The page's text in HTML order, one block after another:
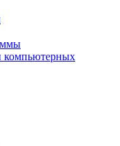
компьютерных